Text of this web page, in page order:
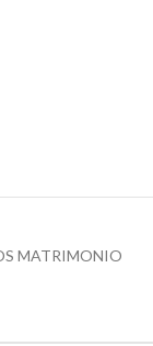
MATRIMONIO